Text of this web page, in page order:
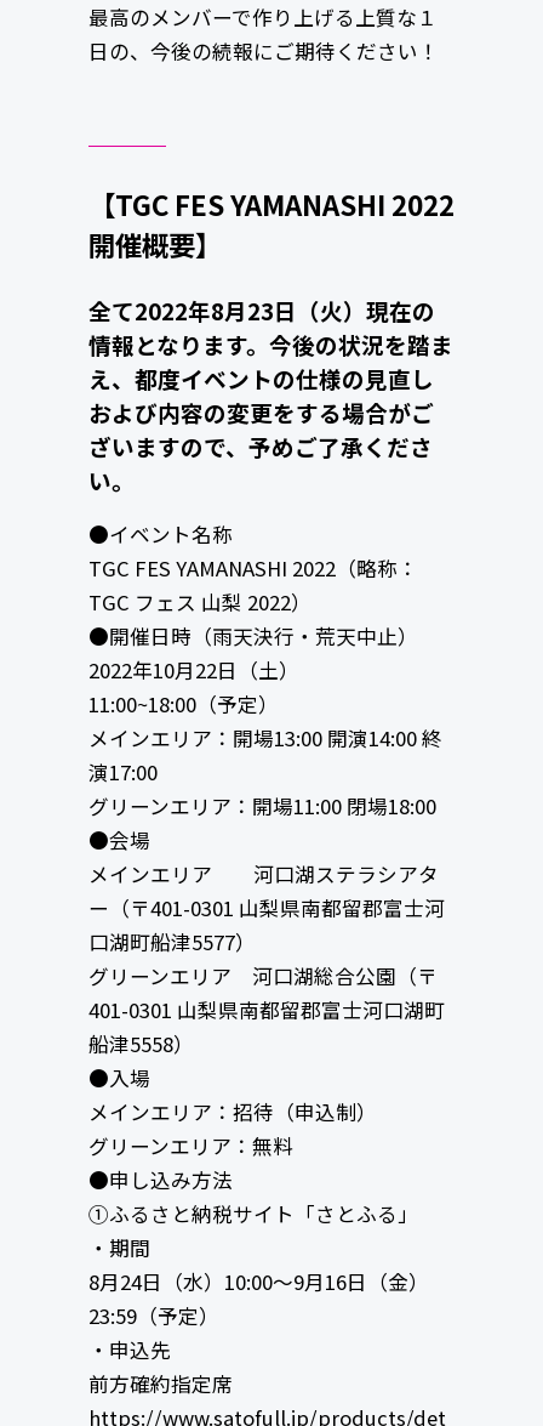
最高のメンバーで作り上げる上質な１
日の、今後の続報にご期待ください！
【TGC FES YAMANASHI 2022
開催概要】
全て2022年8月23日（火）現在の
情報となります。今後の状況を踏ま
え、都度イベントの仕様の見直し
および内容の変更をする場合がご
ざいますので、予めご了承くださ
い。
●イベント名称
TGC FES YAMANASHI 2022（略称：
TGC フェス 山梨 2022）
●開催日時（雨天決行・荒天中止）
2022年10月22日（土）
11:00~18:00（予定）
メインエリア：開場13:00 開演14:00 終
演17:00
グリーンエリア：開場11:00 閉場18:00
●会場
メインエリア 河口湖ステラシアタ
ー（〒401-0301 山梨県南都留郡富士河
口湖町船津5577）
グリーンエリア 河口湖総合公園（〒
401-0301 山梨県南都留郡富士河口湖町
船津5558）
●入場
メインエリア：招待（申込制）
グリーンエリア：無料
●申し込み方法
①ふるさと納税サイト「さとふる」
・期間
8月24日（水）10:00～9月16日（金）
23:59（予定）
・申込先
前方確約指定席
https://www.satofull.jp/products/det